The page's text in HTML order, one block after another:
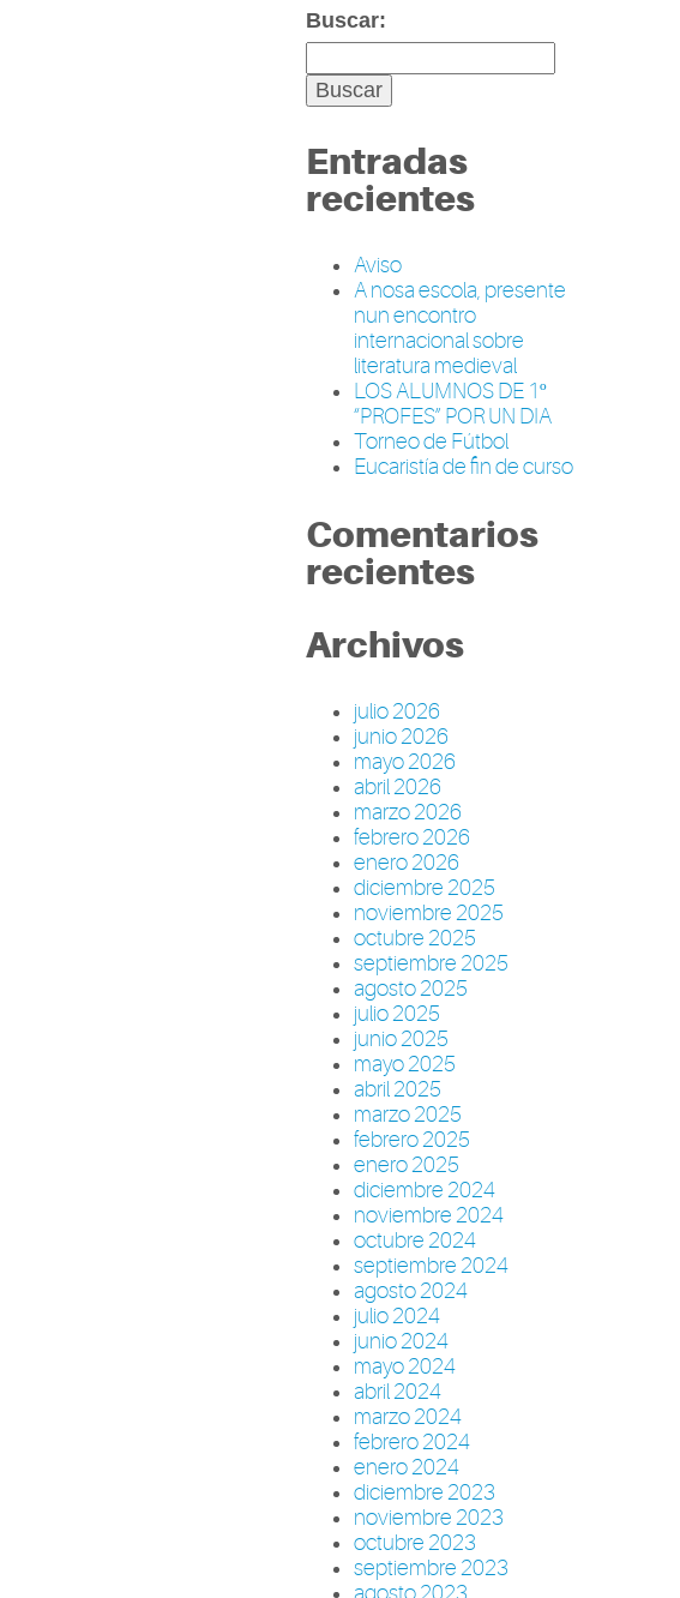
Buscar:
Entradas
recientes
Aviso
A nosa escola, presente
nun encontro
internacional sobre
literatura medieval
LOS ALUMNOS DE 1º
“PROFES” POR UN DIA
Torneo de Fútbol
Eucaristía de fin de curso
Comentarios
recientes
Archivos
julio 2026
junio 2026
mayo 2026
abril 2026
marzo 2026
febrero 2026
enero 2026
diciembre 2025
noviembre 2025
octubre 2025
septiembre 2025
agosto 2025
julio 2025
junio 2025
mayo 2025
abril 2025
marzo 2025
febrero 2025
enero 2025
diciembre 2024
noviembre 2024
octubre 2024
septiembre 2024
agosto 2024
julio 2024
junio 2024
mayo 2024
abril 2024
marzo 2024
febrero 2024
enero 2024
diciembre 2023
noviembre 2023
octubre 2023
septiembre 2023
agosto 2023